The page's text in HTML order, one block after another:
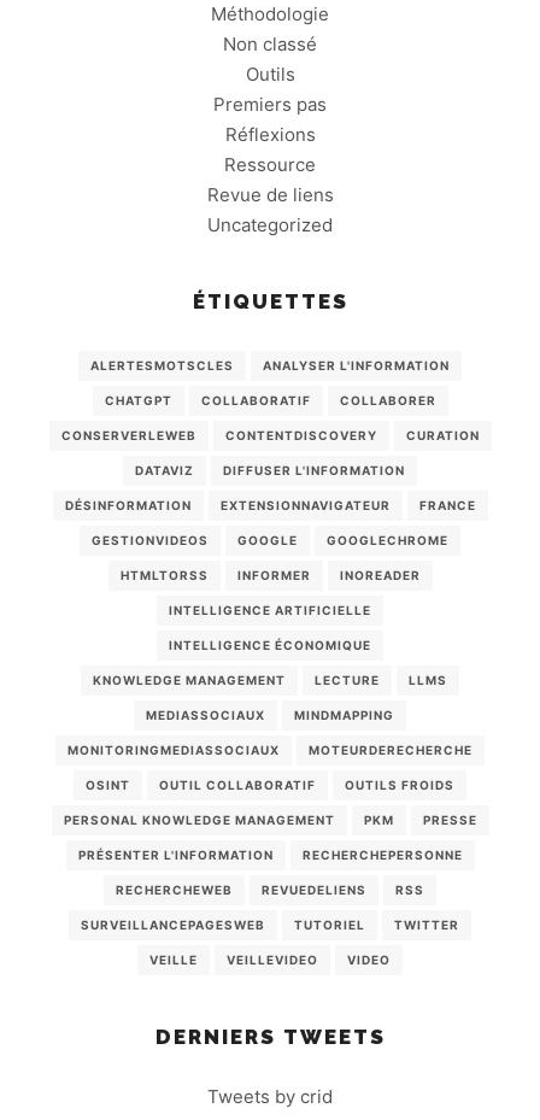
Méthodologie
Non classé
Outils
Premiers pas
Réflexions
Ressource
Revue de liens
Uncategorized
ÉTIQUETTES
ALERTESMOTSCLES ANALYSER L'INFORMATION
CHATGPT COLLABORATIF COLLABORER
CONSERVERLEWEB CONTENTDISCOVERY CURATION
DATAVIZ DIFFUSER L'INFORMATION
DÉSINFORMATION EXTENSIONNAVIGATEUR FRANCE
GESTIONVIDEOS GOOGLE GOOGLECHROME
HTMLTORSS INFORMER INOREADER
INTELLIGENCE ARTIFICIELLE
INTELLIGENCE ÉCONOMIQUE
KNOWLEDGE MANAGEMENT LECTURE LLMS
MEDIASSOCIAUX MINDMAPPING
MONITORINGMEDIASSOCIAUX MOTEURDERECHERCHE
OSINT OUTIL COLLABORATIF OUTILS FROIDS
PERSONAL KNOWLEDGE MANAGEMENT PKM PRESSE
PRÉSENTER L'INFORMATION RECHERCHEPERSONNE
RECHERCHEWEB REVUEDELIENS RSS
SURVEILLANCEPAGESWEB TUTORIEL TWITTER
VEILLE VEILLEVIDEO VIDEO
DERNIERS TWEETS
Tweets by crid